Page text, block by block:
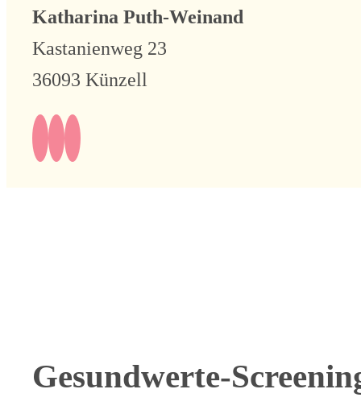
Katharina Puth-Weinand
Kastanienweg 23
36093 Künzell
Gesundwerte-